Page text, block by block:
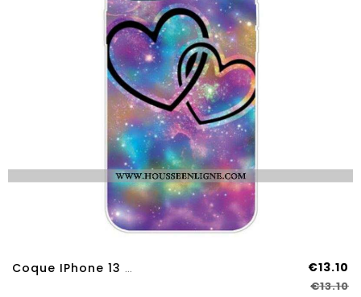
Coque IPhone 13 Pro Max Coeurs Enchaînés €13.10
€13.10